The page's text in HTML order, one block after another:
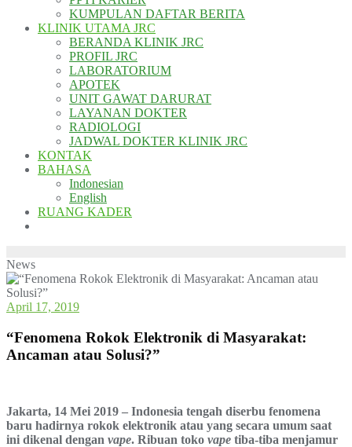
KUMPULAN DAFTAR BERITA
KLINIK UTAMA JRC
BERANDA KLINIK JRC
PROFIL JRC
LABORATORIUM
APOTEK
UNIT GAWAT DARURAT
LAYANAN DOKTER
RADIOLOGI
JADWAL DOKTER KLINIK JRC
KONTAK
BAHASA
Indonesian
English
RUANG KADER
News
April 17, 2019
“Fenomena Rokok Elektronik di Masyarakat:
Ancaman atau Solusi?”
Jakarta, 14 Mei 2019 – Indonesia tengah diserbu fenomena
baru hadirnya rokok elektronik atau yang secara umum saat
ini dikenal dengan vape. Ribuan toko vape tiba-tiba menjamur